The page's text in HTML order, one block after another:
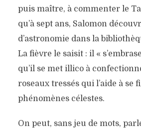
puis maître, à commenter le
qu’à sept ans, Salomon
d’astronomie dans la
La fièvre le saisit : il «
qu’il se met illico à
roseaux tressés qui l’aide à se
phénomènes célestes.
On peut, sans jeu de mots,